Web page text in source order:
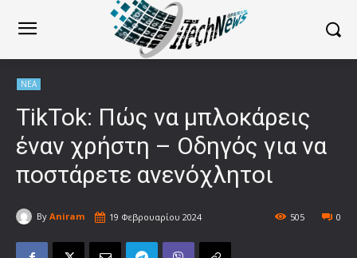
ΝΕΑ
TikTok: Πώς να μπλοκάρεις
έναν χρήστη – Οδηγός για να
ποστάρετε ανενόχλητοι
By Aniram 19 Φεβρουαρίου 2024 0
505